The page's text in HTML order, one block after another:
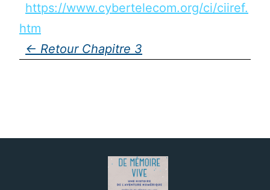
https://www.cybertelecom.org/ci/ciiref.
htm
Chapitre 3